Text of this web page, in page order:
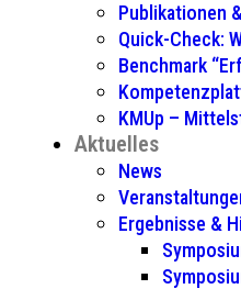
Publikationen
Quick-Check:
Benchmark
KMUp –
Aktuelles
News
Ergebnisse &